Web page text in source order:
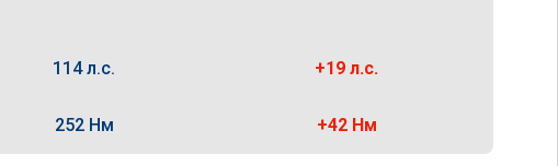
114 л.с. +19 л.с.
252 Нм +42 Нм